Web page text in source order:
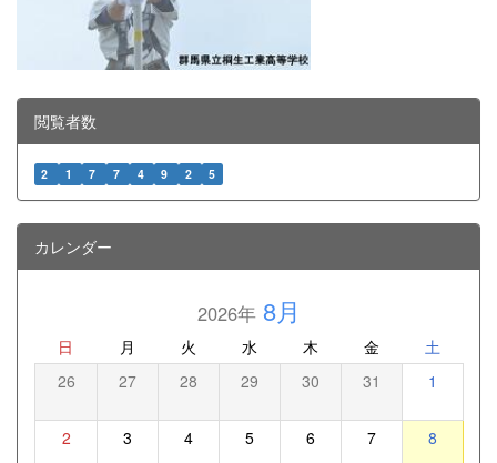
閲覧者数
2 1 7 7 4 9 2 5
カレンダー
2026年8月
日 月 火 水 木 金 土
26 27 28 29 30 31 1
2 3 4 5 6 7 8